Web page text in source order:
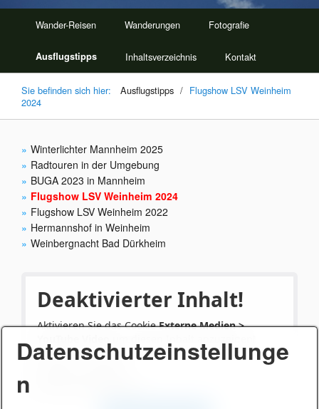
Wander-Reisen Wanderungen Fotografie
Ausflugstipps Inhaltsverzeichnis Kontakt
Sie befinden sich hier: Ausflugstipps / Flugshow LSV Weinheim
2024
Winterlichter Mannheim 2025
Radtouren in der Umgebung
BUGA 2023 in Mannheim
Flugshow LSV Weinheim 2024
Flugshow LSV Weinheim 2022
Hermannshof in Weinheim
Weinbergnacht Bad Dürkheim
Deaktivierter Inhalt!
Aktivieren Sie das CookieExterne Medien >
Anbieter: YouTube
Datenschutzeinstellunge
n